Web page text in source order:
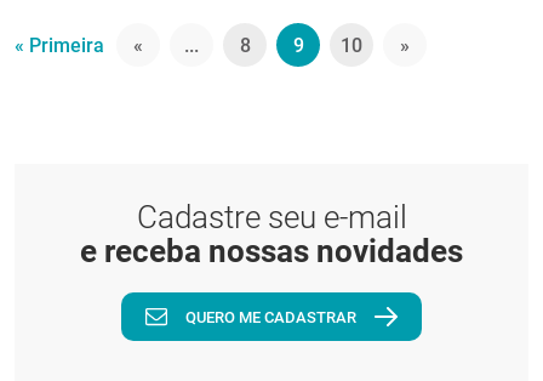
« Primeira « ... 8 9 10 »
Cadastre seu e-mail
e receba nossas novidades
QUERO ME CADASTRAR